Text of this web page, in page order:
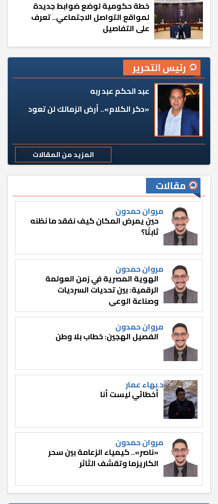
خطة حكومية لوضع ضوابط جديدة
لمواقع التواصل الاجتماعي.. تعرف
على التفاصيل
رئيس التحرير
عبد الحكم عبد ربه
«دكر الكلام».. أرض الزمالك لن تعود
المزيد من المقالات
مقالات
مروان حمدون
حين يمرض المكان كيف نفقد ما نظنه
ثابتًا؟
مروان حمدون
الهوية المصرية في زمن العولمة
الرقمية: بين تحديات السرديات
وصناعة الوعي
مروان حمدون
الفصيل الهجين: خطاب بلا وطن
د.بهاء عمار
أخطائي ليست أنا
مروان حمدون
«ناصر».. كيمياء الزعامة بين سحر
الكاريزما وتقشف الثائر